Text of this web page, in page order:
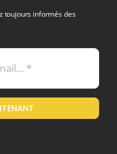
et de retours
toujours informés des